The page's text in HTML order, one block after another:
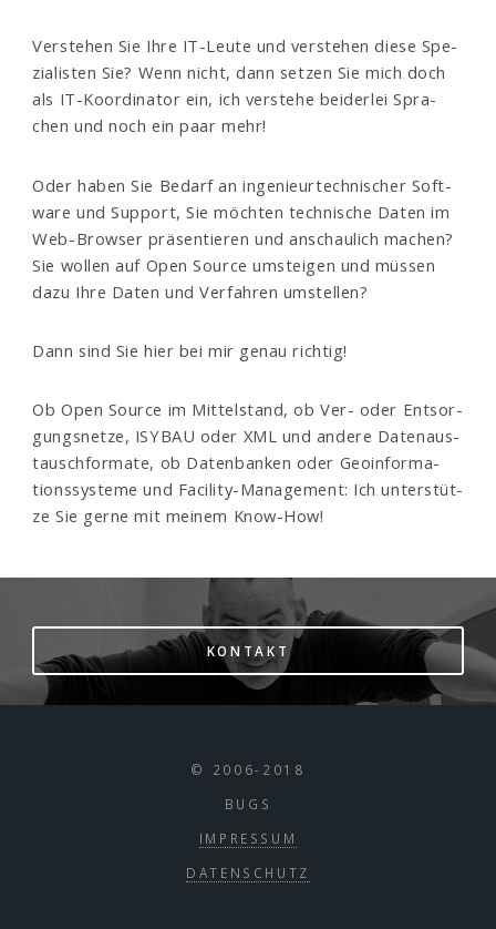
Ver­ste­hen Sie Ihre IT-Leu­te und ver­stehen die­se Spe­
zia­lis­ten Sie? Wenn nicht, dann set­zen Sie mich doch
als IT-Ko­or­di­na­tor ein, ich ver­ste­he beiderlei Spra­
chen und noch ein paar mehr!
Oder ha­ben Sie Be­darf an in­genieur­tech­nischer Soft­
ware und Support, Sie möch­ten tech­ni­sche Da­ten im
Web-Browser prä­sen­tie­ren und an­schaulich machen?
Sie wollen auf Open Source umsteigen und müs­sen
da­zu Ihre Daten und Ver­fahren um­stel­len?
Dann sind Sie hier bei mir ge­nau rich­tig!
Ob Open Source im Mit­tel­stand, ob Ver- oder Ent­sor­
gungs­netze, ISYBAU oder XML und andere Da­ten­aus­
tausch­for­mate, ob Da­ten­ban­ken oder Geo­in­for­ma­
tions­sys­teme und Facility-Ma­na­ge­ment: Ich un­ter­stüt­
ze Sie ger­ne mit mei­nem Know-How!
KONTAKT
© 2006-2018
BUGS
IMPRESSUM
DATENSCHUTZ